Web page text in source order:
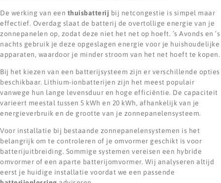
De werking van een thuisbatterij bij netcongestie is simpel maar
effectief. Overdag slaat de batterij de overtollige energie van je
zonnepanelen op, zodat deze niet het net op hoeft. ’s Avonds en ’s
nachts gebruik je deze opgeslagen energie voor je huishoudelijke
apparaten, waardoor je minder stroom van het net hoeft te kopen.
Bij het kiezen van een batterijsysteem zijn er verschillende opties
beschikbaar. Lithium-ionbatterijen zijn het meest populair
vanwege hun lange levensduur en hoge efficiëntie. De capaciteit
varieert meestal tussen 5 kWh en 20 kWh, afhankelijk van je
energieverbruik en de grootte van je zonnepanelensysteem.
Voor installatie bij bestaande zonnepanelensystemen is het
belangrijk om te controleren of je omvormer geschikt is voor
batterijuitbreiding. Sommige systemen vereisen een hybride
omvormer of een aparte batterijomvormer. Wij analyseren altijd
eerst je huidige installatie voordat we een passende